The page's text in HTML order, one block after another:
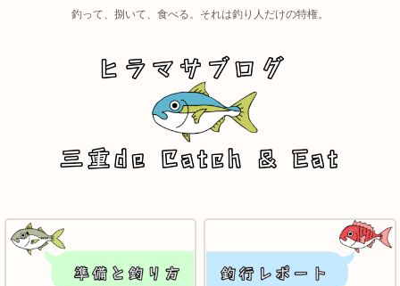
釣って、捌いて、食べる。それは釣り人だけの特権。